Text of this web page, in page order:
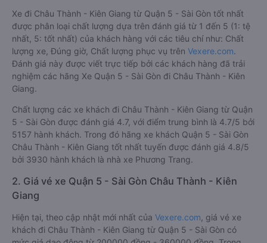
Xe đi Châu Thành - Kiên Giang từ Quận 5 - Sài Gòn tốt nhất
được phân loại chất lượng dựa trên đánh giá từ 1 đến 5 (1: tệ
nhất, 5: tốt nhất) của khách hàng với các tiêu chí như: Chất
lượng xe, Đúng giờ, Chất lượng phục vụ trên Vexere.com.
Đánh giá này được viết trực tiếp bởi các khách hàng đã trải
nghiệm các hãng Xe Quận 5 - Sài Gòn đi Châu Thành - Kiên
Giang.
Chất lượng các xe khách đi Châu Thành - Kiên Giang từ Quận
5 - Sài Gòn được đánh giá 4.7, với điểm trung bình là 4.7/5 bởi
5157 hành khách. Trong đó hãng xe khách Quận 5 - Sài Gòn
Châu Thành - Kiên Giang tốt nhất tuyến được đánh giá 4.8/5
bởi 3930 hành khách là nhà xe Phương Trang.
2. Giá vé xe Quận 5 - Sài Gòn Châu Thành - Kiên
Giang
Hiện tại, theo cập nhật mới nhất của Vexere.com , giá vé xe
khách đi Châu Thành - Kiên Giang từ Quận 5 - Sài Gòn có